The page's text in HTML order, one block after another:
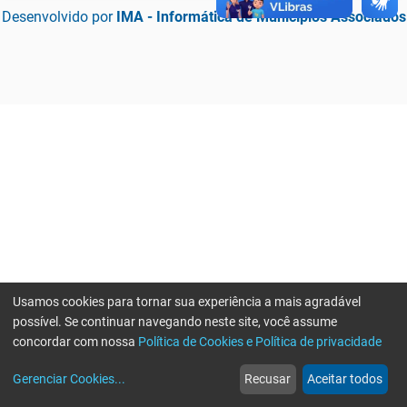
Desenvolvido por IMA - Informática de Municípios Associados
web
Notícias
more_horiz
Mais
Usamos cookies para tornar sua experiência a mais agradável
possível. Se continuar navegando neste site, você assume
concordar com nossa Política de Cookies e Política de privacidade
Gerenciar Cookies... Recusar Aceitar todos
Erro ao enviar informações, por favor tente novamente